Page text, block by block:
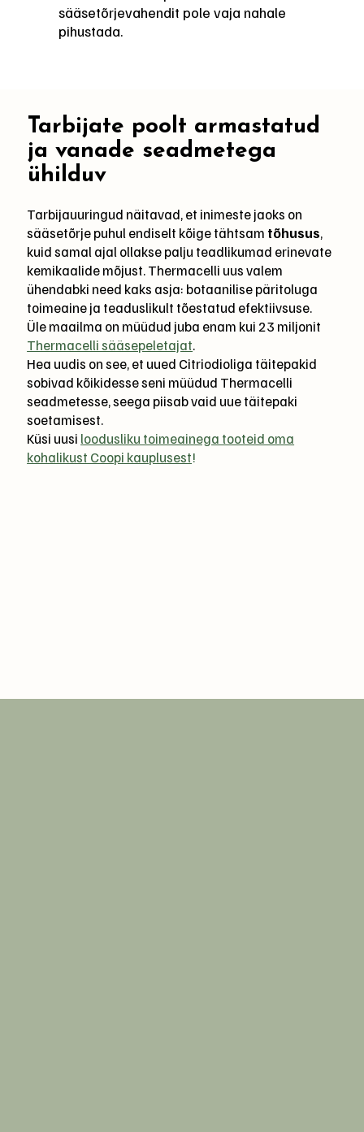
sääsetõrjevahendit pole vaja nahale
pihustada.
Tarbijate poolt armastatud
ja vanade seadmetega
ühilduv
Tarbijauuringud näitavad, et inimeste jaoks on
sääsetõrje puhul endiselt kõige tähtsam tõhusus,
kuid samal ajal ollakse palju teadlikumad erinevate
kemikaalide mõjust. Thermacelli uus valem
ühendabki need kaks asja: botaanilise päritoluga
toimeaine ja teaduslikult tõestatud efektiivsuse.
Üle maailma on müüdud juba enam kui 23 miljonit
Thermacelli sääsepeletajat.
Hea uudis on see, et uued Citriodioliga täitepakid
sobivad kõikidesse seni müüdud Thermacelli
seadmetesse, seega piisab vaid uue täitepaki
soetamisest.
Küsi uusi loodusliku toimeainega tooteid oma
kohalikust Coopi kauplusest!